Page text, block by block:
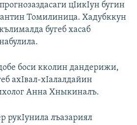
цIикIун бугин
Томилиница. Хадубккун
бугеб хасаб
боси кколин дандерижи,
ахIвал-хIалалдайин
Анна Хныкиналъ.
рукIунила лъазариял